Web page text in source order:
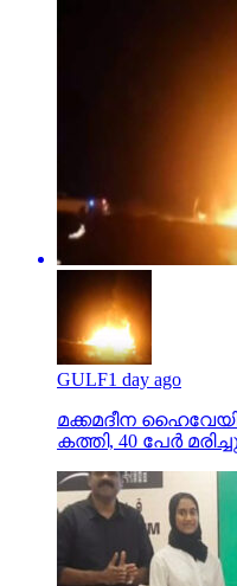
GULF1 day ago
മക്കമദീന
കത്തി, 40 പേര്‍ മരിച്ചു